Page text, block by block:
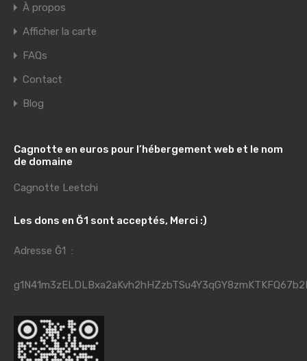
À propos
Afficher la carte
FAQs
Contact
Blog
Cagnotte en euros pour l’hébergement web et le nom
de domaine
Cagnotte Leetchi
Les dons en Ğ1 sont acceptés, Merci :)
Adresse Ğ1 :